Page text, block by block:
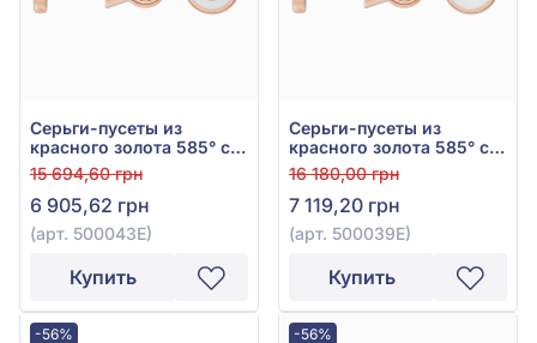
Серьги-пусеты из
красного золота 585° с
эмалью, арт. 500043Е
15 694,60 грн
6 905,62 грн
(арт. 500043Е)
Купить
Серьги-пусеты из
красного золота 585° с
эмалью, арт. 500039Е
16 180,00 грн
7 119,20 грн
(арт. 500039Е)
Купить
-56% -56%